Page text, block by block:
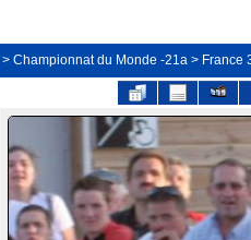
> Championnat du Monde -21a > France